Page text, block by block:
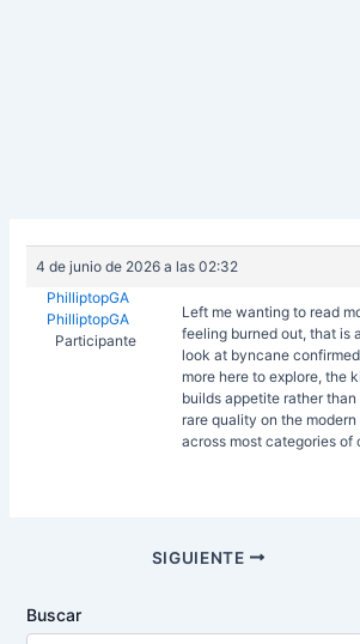
4 de junio de 2026 a las 02:32
PhilliptopGA
PhilliptopGA
Participante
Left me wanting to read
feeling burned out, that is
look at byncane
more here to explore, the
builds appetite rather
rare quality on the
across most categories of
entradas
SIGUIENTE
Buscar